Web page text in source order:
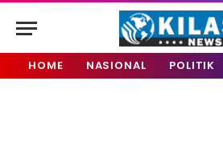
HOME NASIONAL POLITIK